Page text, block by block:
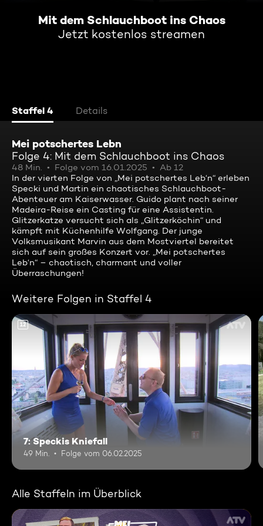
Mit dem Schlauchboot ins Chaos
Jetzt kostenlos streamen
Staffel 4 Details
Mei potschertes Lebn
Folge 4: Mit dem Schlauchboot ins Chaos
48 Min. Folge vom 16.01.2025
Ab 12
In der vierten Folge von „Mei potschertes Leb‘n“ erleben
Specki und Martin ein chaotisches Schlauchboot-
Abenteuer am Kaiserwasser. Guido plant nach seiner
Madeira-Reise ein Casting für eine Assistentin.
Glitzerkatze versucht sich als „Glitzerköchin“ und
kämpft mit Küchenhilfe Wolfgang. Der junge
Volksmusikant Marvin aus dem Mostviertel bereitet
sich auf sein großes Konzert vor. „Mei potschertes
Leb‘n“ – chaotisch, charmant und voller
Überraschungen!
Weitere Folgen in Staffel 4
12
7: Speckis Kniefall
49 Min. Folge vom 06.02.2025
Alle Staffeln im Überblick